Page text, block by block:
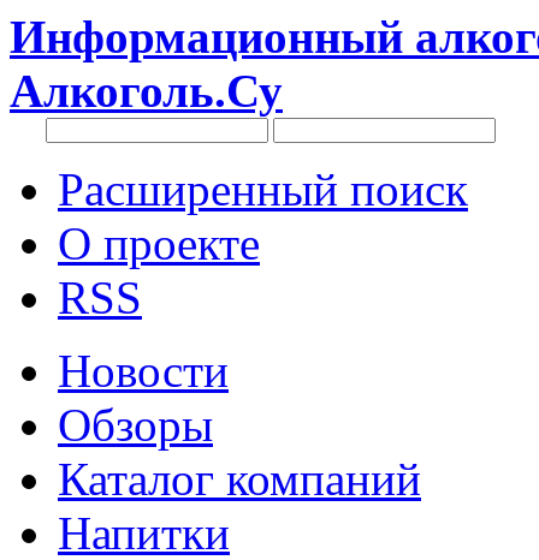
Информационный
Алкоголь.Су
Расширенный поиск
О проекте
RSS
Новости
Обзоры
Каталог компаний
Напитки